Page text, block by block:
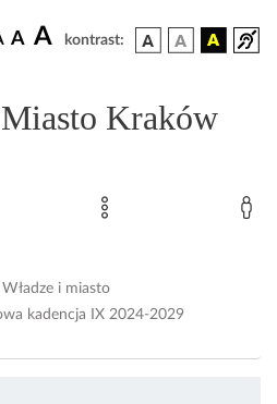
A A kontrast:
Miasto Kraków
Władze i miasto
kadencja IX 2024-2029